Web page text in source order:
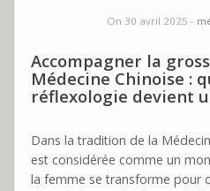
On 30 avril 2025 -
Accompagner la
Médecine Chinoise :
réflexologie devient
Dans la tradition de la
est considérée comme un
la femme se transforme pour